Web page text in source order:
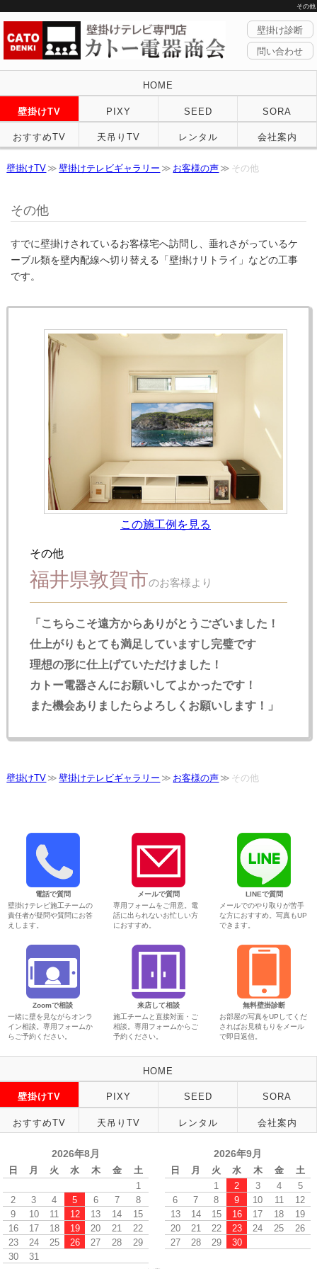
その他
壁掛け診断
問い合わせ
HOME
壁掛けTV PIXY SEED SORA
おすすめTV 天吊りTV レンタル 会社案内
壁掛けTV 壁掛けテレビギャラリー お客様の声 その他
その他
すでに壁掛けされているお客様宅へ訪問し、垂れさがっているケ
ーブル類を壁内配線へ切り替える「壁掛けリトライ」などの工事
です。
この施工例を見る
その他
福井県敦賀市のお客様より
「こちらこそ遠方からありがとうございました！
仕上がりもとても満足していますし完璧です
理想の形に仕上げていただけました！
カトー電器さんにお願いしてよかったです！
また機会ありましたらよろしくお願いします！」
壁掛けTV 壁掛けテレビギャラリー お客様の声 その他
電話で質問
壁掛けテレビ施工チームの
責任者が疑問や質問にお答
えします。
メールで質問
専用フォームをご用意。電
話に出られないお忙しい方
におすすめ。
LINEで質問
メールでのやり取りが苦手
な方におすすめ。写真もUP
できます。
Zoomで相談
一緒に壁を見ながらオンラ
イン相談。専用フォームか
らご予約ください。
来店して相談
施工チームと直接対面・ご
相談。専用フォームからご
予約ください。
無料壁掛診断
お部屋の写真をUPしてくだ
さればお見積もりをメール
で即日返信。
HOME
壁掛けTV PIXY SEED SORA
おすすめTV 天吊りTV レンタル 会社案内
2026年8月
日 月 火 水 木 金
土
1
2
3 4 5 6 7
8
9
10 11 12 13 14
15
16
17 18 19 20 21
22
23
24 25 26 27 28
29
30
31
2026年9月
日 月 火 水 木 金
土
1
2 3 4
5
6
7 8 9 10 11
12
13
14 15 16 17 18
19
20
21 22 23 24 25
26
27
28 29 30